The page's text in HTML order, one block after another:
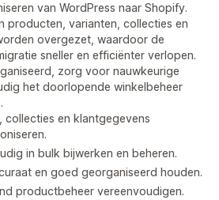
van WordPress naar Shopify.
producten, varianten, collecties en
overgezet, waardoor de
sneller en efficiënter verlopen.
zorg voor nauwkeurige
het doorlopende winkelbeheer
collecties en klantgegevens
in bulk bijwerken en beheren.
en goed georganiseerd houden.
productbeheer vereenvoudigen.